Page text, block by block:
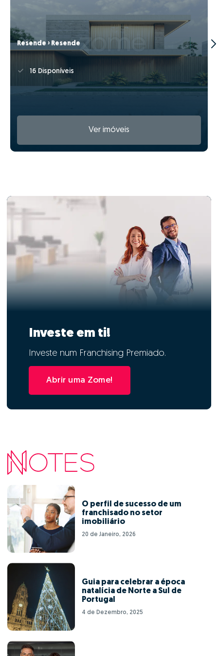
Resende › Resende
16 Disponíveis
Ver imóveis
Investe em ti!
Investe num Franchising Premiado.
Abrir uma Zome!
O perfil de sucesso de um
franchisado no setor
imobiliário
20 de Janeiro, 2026
Guia para celebrar a época
natalícia de Norte a Sul de
Portugal
4 de Dezembro, 2025